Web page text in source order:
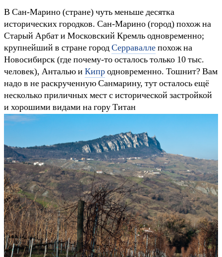
В Сан-Марино (стране) чуть меньше десятка
исторических городков. Сан-Марино (город) похож на
Старый Арбат и Московский Кремль одновременно;
крупнейший в стране городСерраваллепохож на
Новосибирск (где почему-то осталось только 10 тыс.
человек), Анталью и Кипродновременно. Тошнит? Вам
надо в не раскрученную Санмарину, тут осталось ещё
несколько приличных мест с исторической застройкой
и хорошими видами на гору Титан